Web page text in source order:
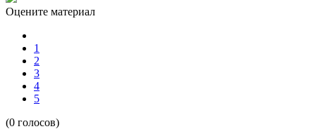
Оцените материал
1
2
3
4
5
(0 голосов)